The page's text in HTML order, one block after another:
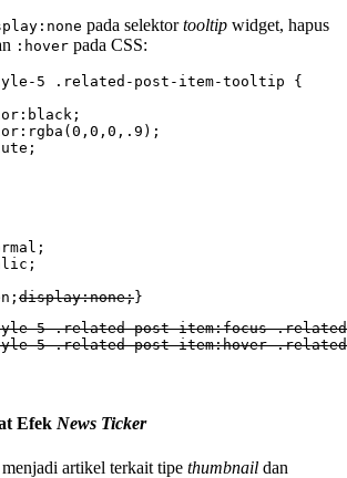
pada selektortooltip widget, hapus
:hover pada CSS:
5 .related-post-item-tooltip {
display:none;}
5 .related-post-item:focus
5 .related-post-item:hover
Efek News Ticker
artikel terkait tipe thumbnail dan